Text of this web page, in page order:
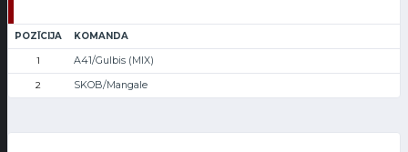
POZĪCIJA KOMANDA
1 A41/Gulbis (MIX)
2 SKOB/Mangale